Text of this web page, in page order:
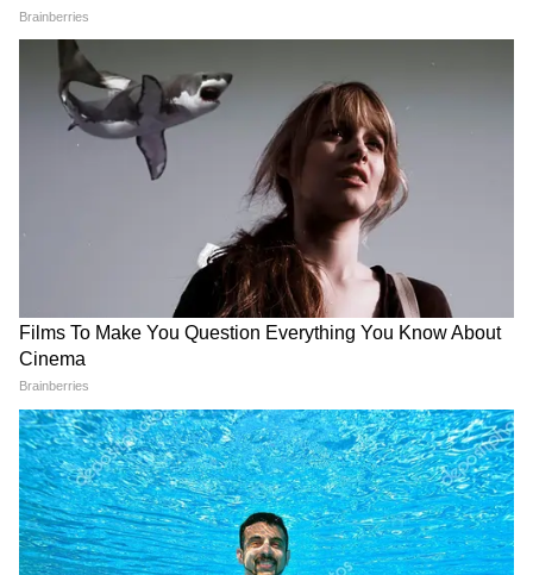
करते हुए, विवादित जमानत आदेश को रद्द कर दिया और
आरोपी को 1 जुलाई, 2026 को दोपहर 2 बजे संबंधित
अतिरिक्त सत्र न्यायाधीश (पॉक्सो कोर्ट) के समक्ष सरेंडर
करने का निर्देश दिया। (एएनआई)
(Except for the headline, this story has
not been edited by Asianetnews Editorial
staff and is published from a syndicated